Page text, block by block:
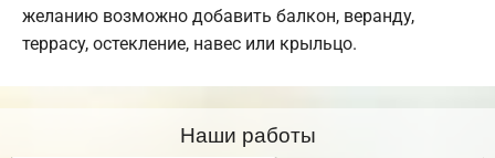
желанию возможно добавить балкон, веранду,
террасу, остекление, навес или крыльцо.
Наши работы